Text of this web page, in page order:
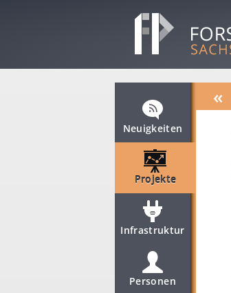
Neuigkeiten
Projekte
Infrastruktur
Personen
«